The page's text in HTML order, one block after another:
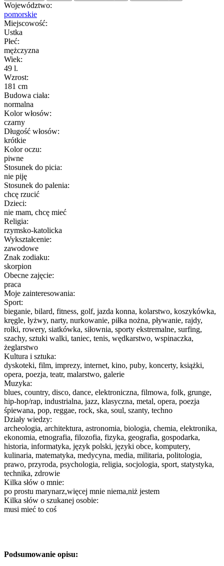
Województwo:
pomorskie
Miejscowość:
Ustka
Płeć:
mężczyzna
Wiek:
49 l.
Wzrost:
181 cm
Budowa ciała:
normalna
Kolor włosów:
czarny
Długość włosów:
krótkie
Kolor oczu:
piwne
Stosunek do picia:
nie piję
Stosunek do palenia:
chcę rzucić
Dzieci:
nie mam, chcę mieć
Religia:
rzymsko-katolicka
Wykształcenie:
zawodowe
Znak zodiaku:
skorpion
Obecne zajęcie:
praca
Moje zainteresowania:
Sport:
bieganie, bilard, fitness, golf, jazda konna, kolarstwo, koszykówka,
kręgle, łyżwy, narty, nurkowanie, piłka nożna, pływanie, rajdy,
rolki, rowery, siatkówka, siłownia, sporty ekstremalne, surfing,
szachy, sztuki walki, taniec, tenis, wędkarstwo, wspinaczka,
żeglarstwo
Kultura i sztuka:
dyskoteki, film, imprezy, internet, kino, puby, koncerty, książki,
opera, poezja, teatr, malarstwo, galerie
Muzyka:
blues, country, disco, dance, elektroniczna, filmowa, folk, grunge,
hip-hop/rap, industrialna, jazz, klasyczna, metal, opera, poezja
śpiewana, pop, reggae, rock, ska, soul, szanty, techno
Działy wiedzy:
archeologia, architektura, astronomia, biologia, chemia, elektronika,
ekonomia, etnografia, filozofia, fizyka, geografia, gospodarka,
historia, informatyka, język polski, języki obce, komputery,
kulinaria, matematyka, medycyna, media, militaria, politologia,
prawo, przyroda, psychologia, religia, socjologia, sport, statystyka,
technika, zdrowie
Kilka słów o mnie:
po prostu marynarz,więcej mnie niema,niż jestem
Kilka słów o szukanej osobie:
musi mieć to coś
Podsumowanie opisu: